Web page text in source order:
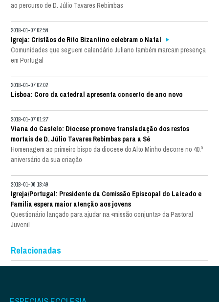
ao percurso de D. Júlio Tavares Rebimbas
2018-01-07 02:54
Igreja: Cristãos de Rito Bizantino celebram o Natal
Comunidades que seguem calendário Juliano também marcam presença
em Portugal
2018-01-07 02:02
Lisboa: Coro da catedral apresenta concerto de ano novo
2018-01-07 01:27
Viana do Castelo: Diocese promove transladação dos restos
mortais de D. Júlio Tavares Rebimbas para a Sé
Homenagem ao primeiro bispo da diocese do Alto Minho decorre no 40.º
aniversário da sua criação
2018-01-06 18:49
Igreja/Portugal: Presidente da Comissão Episcopal do Laicado e
Família espera maior atenção aos jovens
Questionário lançado para ajudar na «missão conjunta» da Pastoral
Juvenil
Relacionadas